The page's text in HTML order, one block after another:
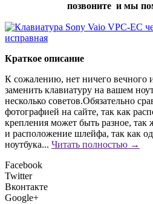
позвоните и мы
Краткое описание
К сожалению, нет ничего вечного
заменить клавиатуру на вашем
несколько советов.Обязательно
фотографией на сайте, так как
крепления может быть разное,
и расположение шлейфа, так как
ноутбука... Читать полностью →
Facebook
Twitter
Вконтакте
Google+